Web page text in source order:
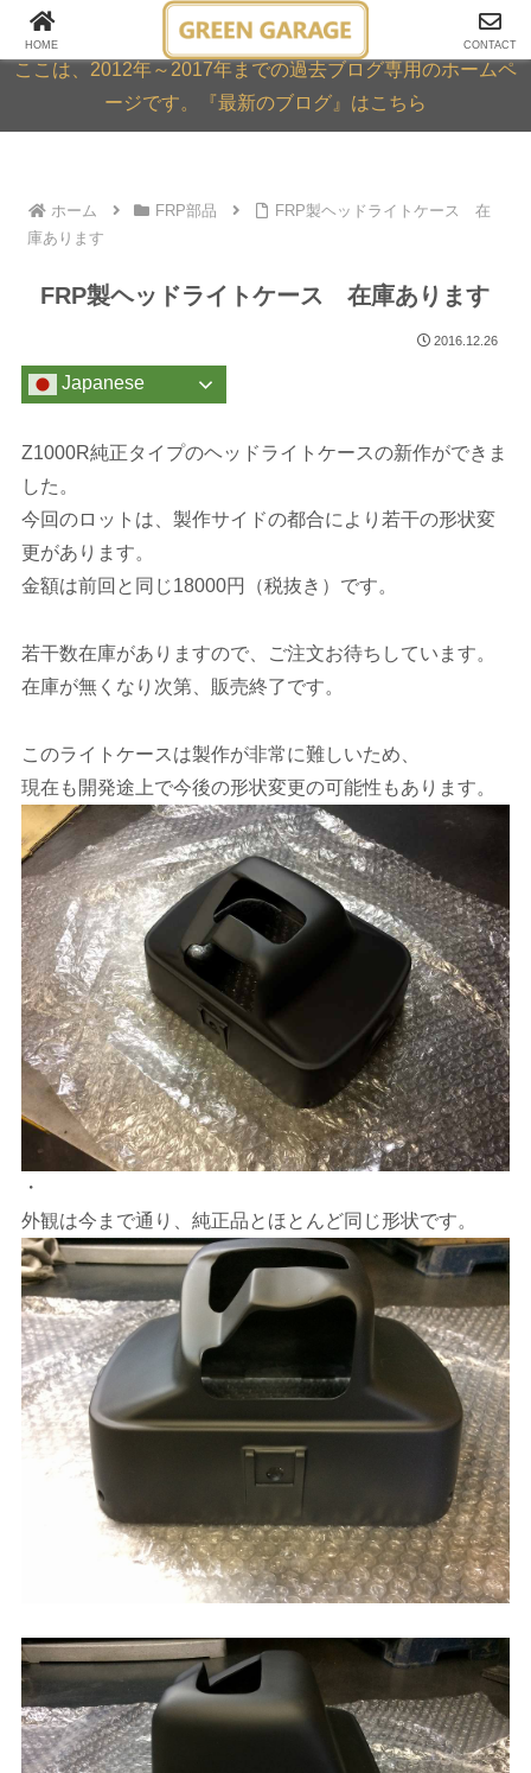
GREEN GARAGE ARCHIVE
ここは、2012年～2017年までの過去ブログ専用のホームペ
ージです。『最新のブログ』はこちら
ホーム FRP部品
FRP製ヘッドライトケース 在
庫あります
FRP製ヘッドライトケース 在庫あります
2016.12.26
Japanese
Z1000R純正タイプのヘッドライトケースの新作ができま
した。
今回のロットは、製作サイドの都合により若干の形状変
更があります。
金額は前回と同じ18000円（税抜き）です。
若干数在庫がありますので、ご注文お待ちしています。
在庫が無くなり次第、販売終了です。
このライトケースは製作が非常に難しいため、
現在も開発途上で今後の形状変更の可能性もあります。
・
外観は今まで通り、純正品とほとんど同じ形状です。
HOME CONTACT